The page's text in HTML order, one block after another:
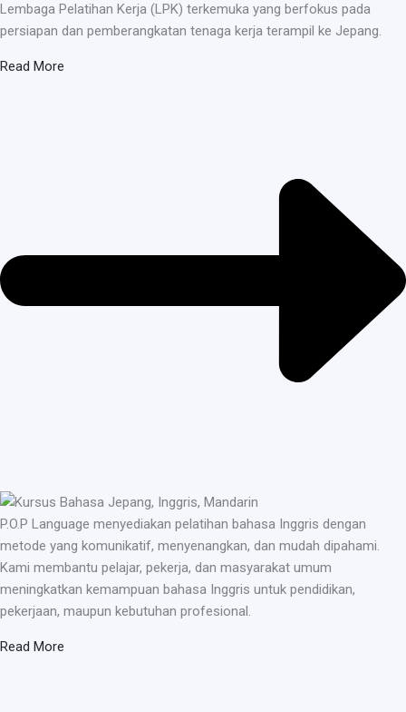
Lembaga Pelatihan Kerja (LPK) terkemuka yang berfokus pada
persiapan dan pemberangkatan tenaga kerja terampil ke Jepang.
Read More
P.O.P Language menyediakan pelatihan bahasa Inggris dengan
metode yang komunikatif, menyenangkan, dan mudah dipahami.
Kami membantu pelajar, pekerja, dan masyarakat umum
meningkatkan kemampuan bahasa Inggris untuk pendidikan,
pekerjaan, maupun kebutuhan profesional.
Read More